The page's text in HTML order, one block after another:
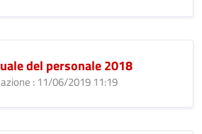
del personale 2018
: 11/06/2019 11:19